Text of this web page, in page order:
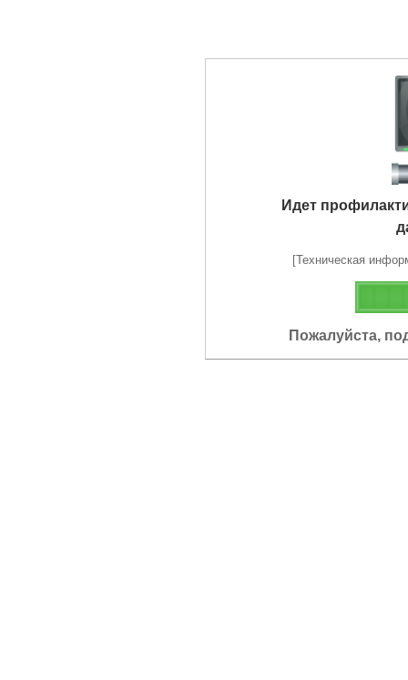
Идет
[Техническая
Пожалуйста,